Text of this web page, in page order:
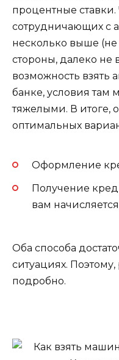
процентные ставки.
сотрудничающих с
несколько выше (не
стороны, далеко не
возможность взять
банке, условия там
тяжелыми. В итоге,
оптимальных
Оформление
Получение
вам начисляется
Оба способа
ситуациях.
подробно.